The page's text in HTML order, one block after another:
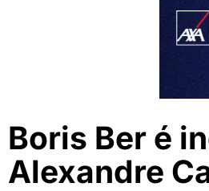
Boris Ber é
Alexandre